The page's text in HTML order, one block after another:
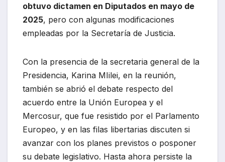
obtuvo dictamen en Diputados en mayo de
2025, pero con algunas modificaciones
empleadas por la Secretaría de Justicia.
Con la presencia de la secretaria general de la
Presidencia, Karina MIilei, en la reunión,
también se abrió el debate respecto del
acuerdo entre la Unión Europea y el
Mercosur, que fue resistido por el Parlamento
Europeo, y en las filas libertarias discuten si
avanzar con los planes previstos o posponer
su debate legislativo. Hasta ahora persiste la